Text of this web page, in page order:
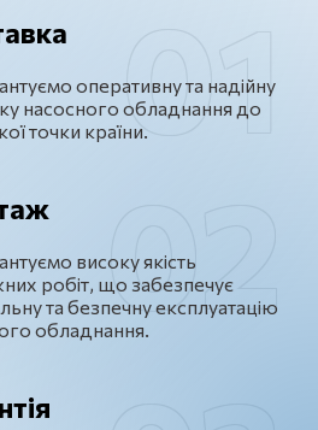
оперативну та надійну
насосного обладнання до
точки країни.
високу якість
робіт, що забезпечує
та безпечну експлуатацію
обладнання.